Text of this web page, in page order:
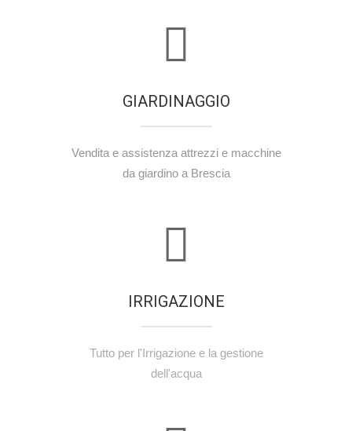
GIARDINAGGIO
Vendita e assistenza attrezzi e macchine
da giardino a Brescia
IRRIGAZIONE
Tutto per l'Irrigazione e la gestione
dell'acqua